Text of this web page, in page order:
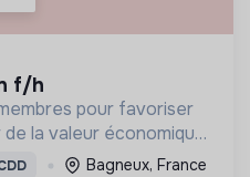
f/h
pour favoriser
la valeur économique,
les territoires.Bagneux, France